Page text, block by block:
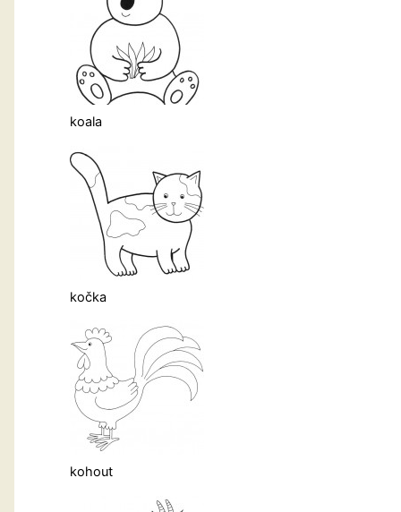
koala
kočka
kohout